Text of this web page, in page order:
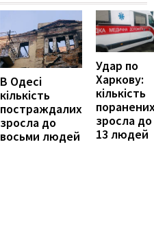
В Одесі
кількість
постраждалих
зросла до
восьми людей
Удар по
Харкову:
кількість
зросла до
13 людей